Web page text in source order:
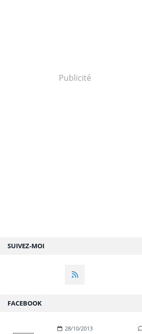
SUIVEZ-MOI
Publicité
FACEBOOK
28/10/2013